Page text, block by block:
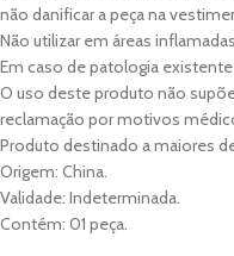
não danificar a peça na
Não utilizar em áreas
Em caso de patologia
O uso deste produto não
reclamação por motivos
Produto destinado a maiores de
Origem: China.
Validade: Indeterminada.
Contém: 01 peça.